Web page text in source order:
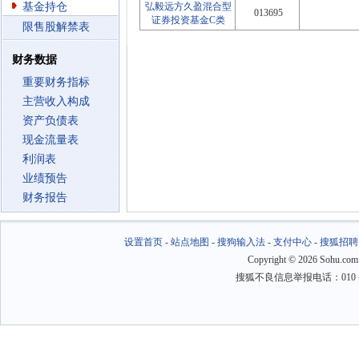
基金持仓
限售股解禁表
财务数据
重要财务指标
主营收入构成
资产负债表
现金流量表
利润表
业绩预告
财务报告
弘毅远方久盈混合型
证券投资基金C类
013695
设置首页- 站点地图 - 搜狗输入法- 支付中心- 搜狐招聘
Copyright © 2026
搜狐不良信息举报电话：010